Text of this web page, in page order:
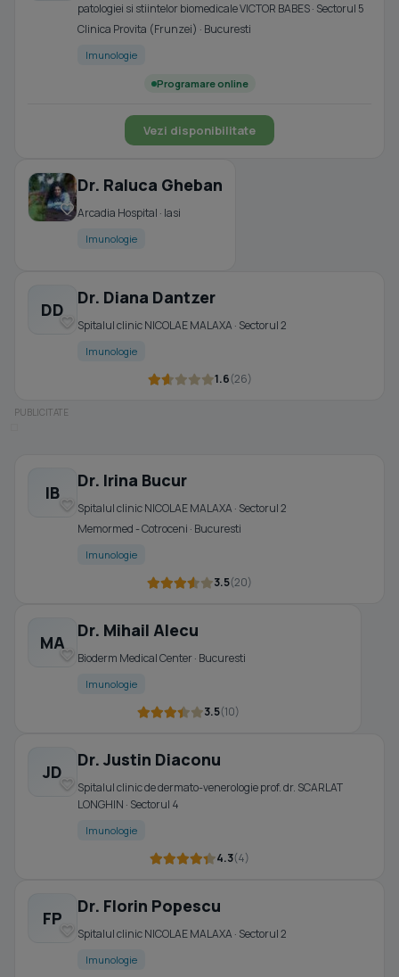
patologiei si stiintelor biomedicale VICTOR BABES · Sectorul 5
Clinica Provita (Frunzei) · Bucuresti
Imunologie
Programare online
Vezi disponibilitate
Dr. Raluca Gheban
Arcadia Hospital · Iasi
Imunologie
DD
Dr. Diana Dantzer
Spitalul clinic NICOLAE MALAXA · Sectorul 2
Imunologie
1.6(26)
IB
Dr. Irina Bucur
Spitalul clinic NICOLAE MALAXA · Sectorul 2
Memormed - Cotroceni · Bucuresti
Imunologie
3.5(20)
MA
Dr. Mihail Alecu
Bioderm Medical Center · Bucuresti
Imunologie
3.5(10)
JD
Dr. Justin Diaconu
Spitalul clinic de dermato-venerologie prof. dr. SCARLAT
LONGHIN · Sectorul 4
Imunologie
4.3(4)
FP
Dr. Florin Popescu
Spitalul clinic NICOLAE MALAXA · Sectorul 2
Imunologie